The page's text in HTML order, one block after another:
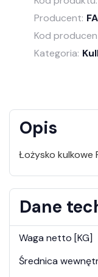
Producent:
Kod
Kategoria:
Opis
Łożysko kulkowe
Dane
Waga netto [KG]
Średnica